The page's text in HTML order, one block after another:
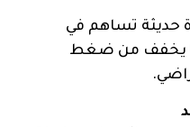
حديثة تساهم في
يخفف من ضغط